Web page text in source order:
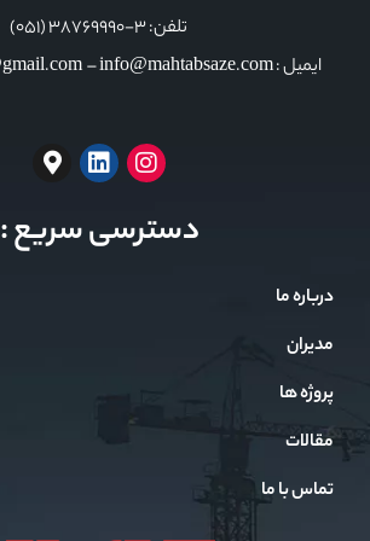
تلفن: 3-38769990 (051)
ایمیل : mahtabsazeh0@gmail.com – info@mahtabsaze.com
دسترسی سریع :
درباره ما
مدیران
پروژه ها
مقالات
تماس با ما